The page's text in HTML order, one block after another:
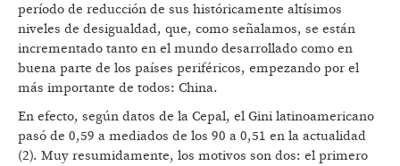
período de reducción de sus históricamente altísimos
niveles de desigualdad, que, como señalamos, se están
incrementado tanto en el mundo desarrollado como en
buena parte de los países periféricos, empezando por el
más importante de todos: China.
En efecto, según datos de la Cepal, el Gini latinoamericano
pasó de 0,59 a mediados de los 90 a 0,51 en la actualidad
(2). Muy resumidamente, los motivos son dos: el primero